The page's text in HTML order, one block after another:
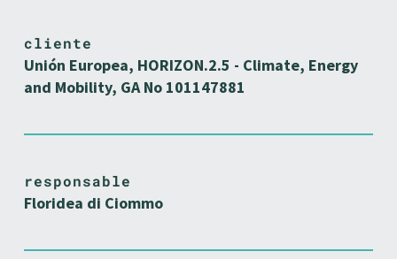
cliente
Unión Europea, HORIZON.2.5 - Climate, Energy
and Mobility, GA No 101147881
responsable
Floridea di Ciommo